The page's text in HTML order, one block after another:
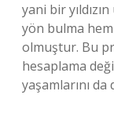
yani bir
yön bulma hem
olmuştur. Bu
hesaplama
yaşamlarını